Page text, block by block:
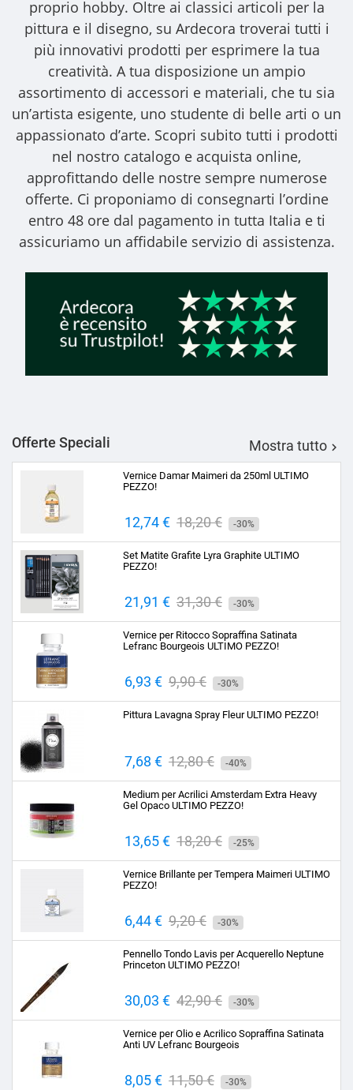
proprio hobby. Oltre ai classici articoli per la
pittura e il disegno, su Ardecora troverai tutti i
più innovativi prodotti per esprimere la tua
creatività. A tua disposizione un ampio
assortimento di accessori e materiali, che tu sia
un’artista esigente, uno studente di belle arti o un
appassionato d’arte. Scopri subito tutti i prodotti
nel nostro catalogo e acquista online,
approfittando delle nostre sempre numerose
offerte. Ci proponiamo di consegnarti l’ordine
entro 48 ore dal pagamento in tutta Italia e ti
assicuriamo un affidabile servizio di assistenza.
Offerte Speciali Mostra tutto 
Vernice Damar Maimeri da 250ml ULTIMO
PEZZO!
Prezzo
12,74 € Prezzo
base
18,20 € -30%
Set Matite Grafite Lyra Graphite ULTIMO
PEZZO!
Prezzo
21,91 € Prezzo
base
31,30 € -30%
Vernice per Ritocco Sopraffina Satinata
Lefranc Bourgeois ULTIMO PEZZO!
Prezzo
6,93 € Prezzo
base
9,90 € -30%
Pittura Lavagna Spray Fleur ULTIMO PEZZO!
Prezzo
7,68 € Prezzo
base
12,80 € -40%
Medium per Acrilici Amsterdam Extra Heavy
Gel Opaco ULTIMO PEZZO!
Prezzo
13,65 € Prezzo
base
18,20 € -25%
Vernice Brillante per Tempera Maimeri ULTIMO
PEZZO!
Prezzo
6,44 € Prezzo
base
9,20 € -30%
Pennello Tondo Lavis per Acquerello Neptune
Princeton ULTIMO PEZZO!
Prezzo
30,03 € Prezzo
base
42,90 € -30%
Vernice per Olio e Acrilico Sopraffina Satinata
Anti UV Lefranc Bourgeois
Prezzo
8,05 € Prezzo
11,50 € -30%